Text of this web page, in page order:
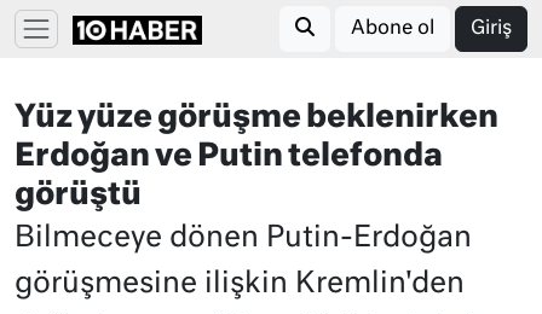
Abone ol Giriş
Yüz yüze görüşme beklenirken
Erdoğan ve Putin telefonda
görüştü
Bilmeceye dönen Putin-Erdoğan
görüşmesine ilişkin Kremlin'den